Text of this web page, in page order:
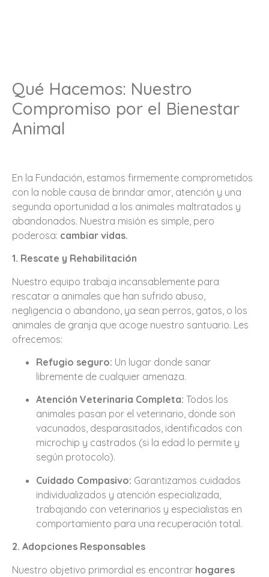
Qué Hacemos: Nuestro
Compromiso por el Bienestar
Animal
En la Fundación, estamos firmemente comprometidos
con la noble causa de brindar amor, atención y una
segunda oportunidad a los animales maltratados y
abandonados. Nuestra misión es simple, pero
poderosa: cambiar vidas.
1. Rescate y Rehabilitación
Nuestro equipo trabaja incansablemente para
rescatar a animales que han sufrido abuso,
negligencia o abandono, ya sean perros, gatos, o los
animales de granja que acoge nuestro santuario. Les
ofrecemos:
Refugio seguro: Un lugar donde sanar
libremente de cualquier amenaza.
Atención Veterinaria Completa: Todos los
animales pasan por el veterinario, donde son
vacunados, desparasitados, identificados con
microchip y castrados (si la edad lo permite y
según protocolo).
Cuidado Compasivo: Garantizamos cuidados
individualizados y atención especializada,
trabajando con veterinarios y especialistas en
comportamiento para una recuperación total.
2. Adopciones Responsables
Nuestro objetivo primordial es encontrar hogares